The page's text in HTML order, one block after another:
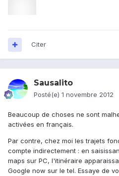
Citer
Sausalito
Posté(e) 1 novembre 2012
Beaucoup de choses ne sont
activées en français.
Par contre, chez moi les trajets
compte indirectement : en
maps sur PC, l'itinéraire
Google now sur le tel. Essaye de